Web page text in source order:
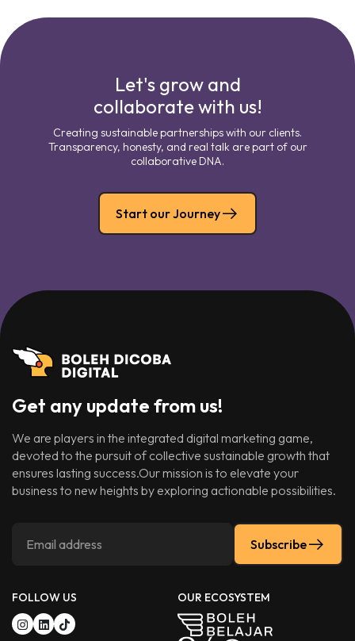
Let's grow and
collaborate with us!
Creating sustainable partnerships with our clients.
Transparency, honesty, and real talk are part of our
collaborative DNA.
Start our Journey
Get any update from us!
We are players in the integrated digital marketing game,
devoted to the pursuit of collective sustainable growth that
ensures lasting success.Our mission is to elevate your
business to new heights by exploring actionable possibilities.
Subscribe
FOLLOW US OUR ECOSYSTEM